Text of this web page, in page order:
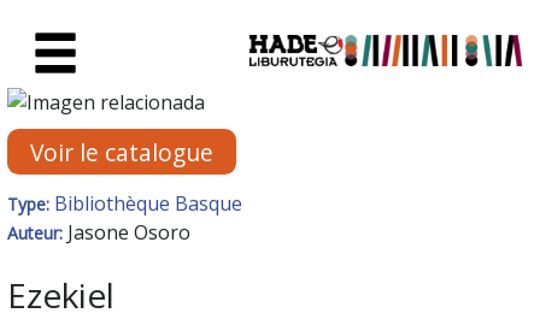
Fiche de Nouveaux Livres -
Voir le catalogue
Type: Bibliothèque Basque
Auteur: Jasone Osoro
Ezekiel